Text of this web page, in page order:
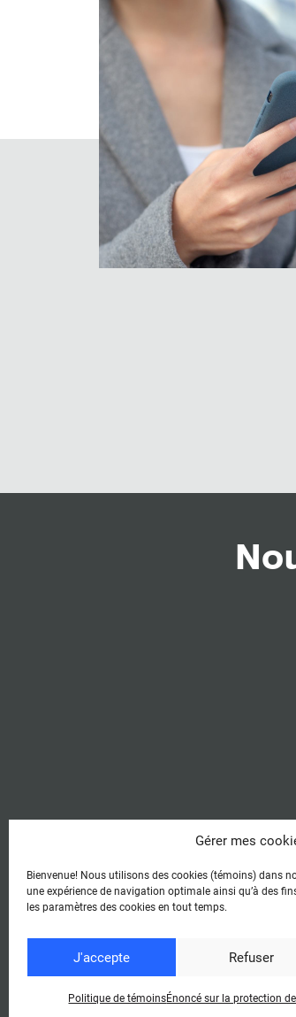
Gérer mes
Bienvenue! Nous utilisons des cookies (témoins) dans
une expérience de navigation optimale ainsi qu’à des
les paramètres des cookies en tout temps.
J'accepte Refuser
Politique de témoinsÉnoncé sur la protection